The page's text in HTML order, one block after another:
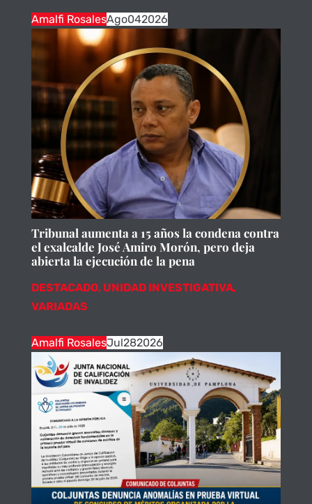
Amalfi RosalesAgo042026
Tribunal aumenta a 15 años la condena contra
el exalcalde José Amiro Morón, pero deja
abierta la ejecución de la pena
DESTACADO, UNIDAD INVESTIGATIVA,
VARIADAS
Amalfi RosalesJul282026